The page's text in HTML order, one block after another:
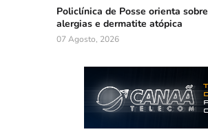
Policlínica de Posse orienta sobre
alergias e dermatite atópica
07 Agosto, 2026